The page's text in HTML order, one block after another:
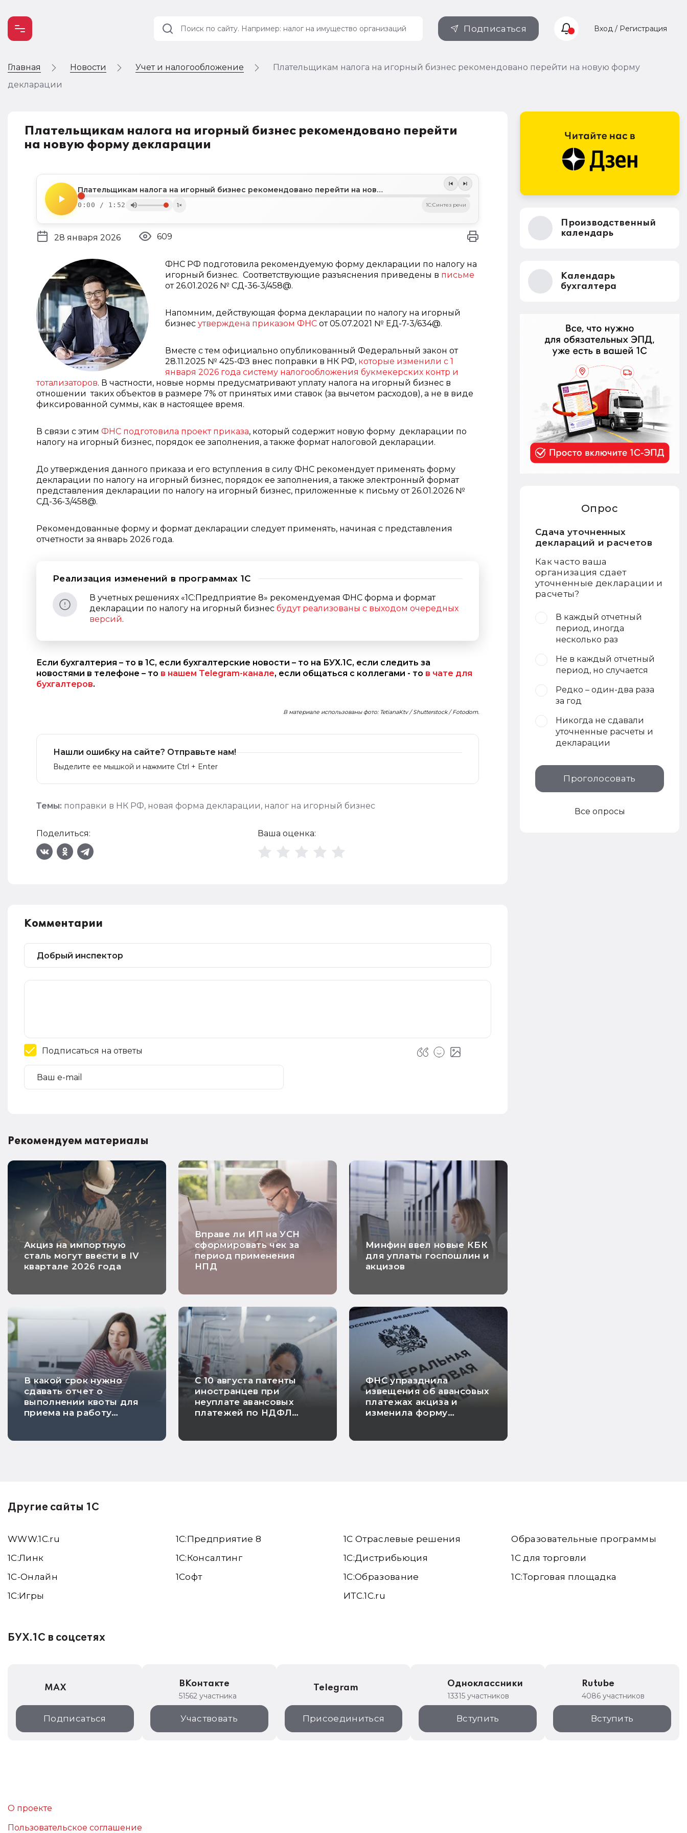
Подписаться Вход / Регистрация
Главная Новости Учет и налогообложение
Плательщикам налога на игорный бизнес рекомендовано перейти на новую форму
декларации
Плательщикам налога на игорный бизнес рекомендовано перейти
на новую форму декларации
Плательщикам налога на игорный бизнес рекомендовано перейти на новую форму декларации
0:00 / 1:52 1× 1C:Синтез речи
28 января 2026 609
ФНС РФ подготовила рекомендуемую форму декларации по налогу на
игорный бизнес. Соответствующие разъяснения приведены в письме
от 26.01.2026 № СД-36-3/458@.
Напомним, действующая форма декларации по налогу на игорный
бизнес утверждена приказом ФНС от 05.07.2021 № ЕД-7-3/634@.
Вместе с тем официально опубликованный Федеральный закон от
28.11.2025 № 425-ФЗ внес поправки в НК РФ, которые изменили с 1
января 2026 года систему налогообложения букмекерских контр и
тотализаторов. В частности, новые нормы предусматривают уплату налога на игорный бизнес в
отношении таких объектов в размере 7% от принятых ими ставок (за вычетом расходов), а не в виде
фиксированной суммы, как в настоящее время.
В связи с этим ФНС подготовила проект приказа, который содержит новую форму декларации по
налогу на игорный бизнес, порядок ее заполнения, а также формат налоговой декларации.
До утверждения данного приказа и его вступления в силу ФНС рекомендует применять форму
декларации по налогу на игорный бизнес, порядок ее заполнения, а также электронный формат
представления декларации по налогу на игорный бизнес, приложенные к письму от 26.01.2026 №
СД-36-3/458@.
Рекомендованные форму и формат декларации следует применять, начиная с представления
отчетности за январь 2026 года.
Реализация изменений в программах 1С
В учетных решениях «1С:Предприятие 8» рекомендуемая ФНС форма и формат
декларации по налогу на игорный бизнес будут реализованы с выходом очередных
версий.
Если бухгалтерия – то в 1С, если бухгалтерские новости – то на БУХ.1С, если следить за
новостями в телефоне – то в нашем Telegram-канале, если общаться с коллегами - то в чате для
бухгалтеров.
В материале использованы фото: TetianaKtv / Shutterstock / Fotodom.
Нашли ошибку на сайте? Отправьте нам!
Выделите ее мышкой и нажмите Ctrl + Enter
Темы: поправки в НК РФ, новая форма декларации, налог на игорный бизнес
Поделиться: Ваша оценка:
Комментарии
Подписаться на ответы
Рекомендуем материалы
Акциз на импортную
сталь могут ввести в IV
квартале 2026 года
Вправе ли ИП на УСН
сформировать чек за
период применения
НПД
Минфин ввел новые КБК
для уплаты госпошлин и
акцизов
В какой срок нужно
сдавать отчет о
выполнении квоты для
приема на работу
С 10 августа патенты
иностранцев при
неуплате авансовых
платежей по НДФЛ
ФНС упразднила
извещения об авансовых
платежах акциза и
изменила форму
Производственный
календарь
Календарь
бухгалтера
Опрос
Сдача уточненных
деклараций и расчетов
Как часто ваша
организация сдает
уточненные декларации и
расчеты?
В каждый отчетный
период, иногда
несколько раз
Не в каждый отчетный
период, но случается
Редко – один-два раза
за год
Никогда не сдавали
уточненные расчеты и
декларации
Проголосовать
Все опросы
Другие сайты 1С
WWW.1С.ru
1С:Линк
1С-Онлайн
1C:Игры
1С:Предприятие 8
1С:Консалтинг
1Софт
1С Отраслевые решения
1С:Дистрибьюция
1С:Образование
ИТС.1C.ru
Образовательные программы
1С для торговли
1С:Торговая площадка
БУХ.1С в соцсетях
MAX
Подписаться
ВКонтакте
51562 участника
Участвовать
Telegram
Присоединиться
Одноклассники
13315 участников
Вступить
Rutube
4086 участников
Вступить
О проекте
Пользовательское соглашение
Учет и
налогообложение